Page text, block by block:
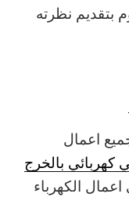
بتقديم نظرته
اعمال
كهربائي بالخرج
الكهرباء